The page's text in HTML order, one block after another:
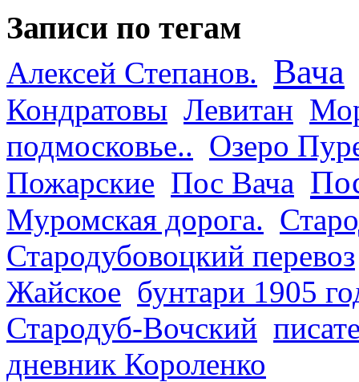
Записи по тегам
Алексей Степанов. Вача
Кондратовы Левитан
подмосковье.. Озеро
Пожарские Пос Вача
Муромская дорога.
Стародубовоцкий перевоз
Жайское бунтари 1905
Стародуб-Вочский
дневник Короленко